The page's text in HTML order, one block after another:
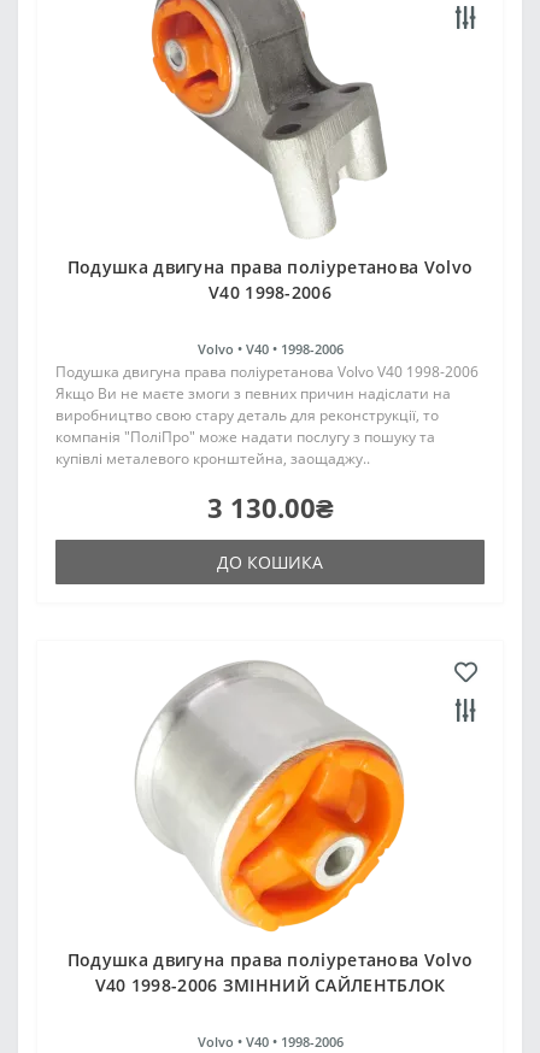
Подушка двигуна права поліуретанова Volvo
V40 1998-2006
Volvo • V40 • 1998-2006
Подушка двигуна права поліуретанова Volvo V40 1998-2006
Якщо Ви не маєте змоги з певних причин надіслати на
виробництво свою стару деталь для реконструкції, то
компанія "ПоліПро" може надати послугу з пошуку та
купівлі металевого кронштейна, заощаджу..
3 130.00₴
ДО КОШИКА
Подушка двигуна права поліуретанова Volvo
V40 1998-2006 ЗМІННИЙ САЙЛЕНТБЛОК
Volvo • V40 • 1998-2006